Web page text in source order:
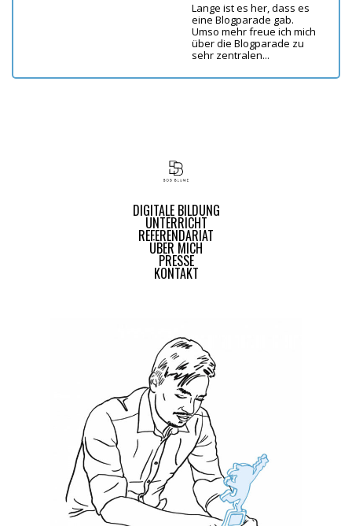
Lange ist es her, dass es
eine Blogparade gab.
Umso mehr freue ich mich
über die Blogparade zu
sehr zentralen...
DIGITALE BILDUNG
UNTERRICHT
REFERENDARIAT
ÜBER MICH
PRESSE
KONTAKT